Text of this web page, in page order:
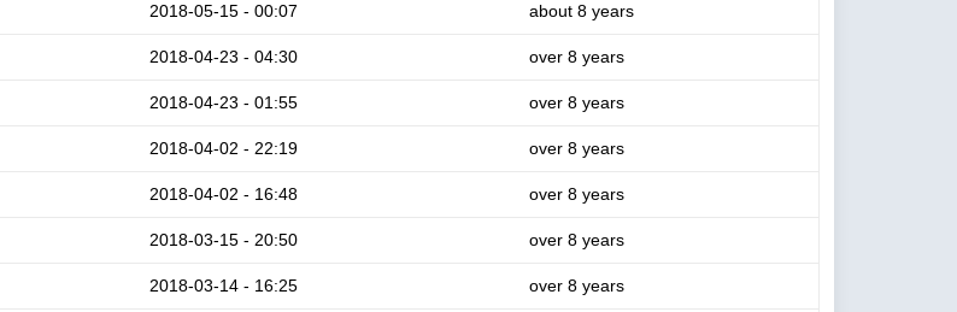
2018-05-15 - 00:07 about 8 years
2018-04-23 - 04:30 over 8 years
2018-04-23 - 01:55 over 8 years
2018-04-02 - 22:19 over 8 years
2018-04-02 - 16:48 over 8 years
2018-03-15 - 20:50 over 8 years
2018-03-14 - 16:25 over 8 years